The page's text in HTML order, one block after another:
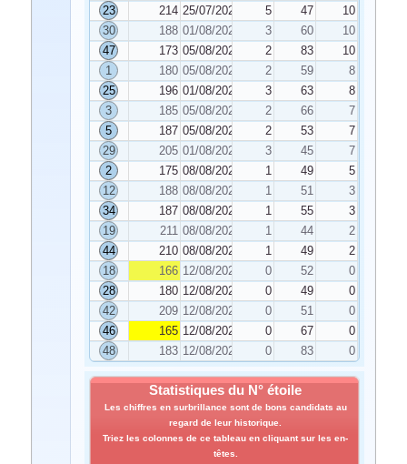
23
214 25/07/2025 5 47
10
30
188 01/08/2025 3 60
10
47
173 05/08/2025 2 83
10
1
180 05/08/2025 2 59
8
25
196 01/08/2025 3 63
8
3
185 05/08/2025 2 66
7
5
187 05/08/2025 2 53
7
29
205 01/08/2025 3 45
7
2
175 08/08/2025 1 49
5
12
188 08/08/2025 1 51
3
34
187 08/08/2025 1 55
3
19
211 08/08/2025 1 44
2
44
210 08/08/2025 1 49
2
18
166 12/08/2025 0 52
0
28
180 12/08/2025 0 49
0
42
209 12/08/2025 0 51
0
46
165 12/08/2025 0 67
0
48
183 12/08/2025 0 83 0
Statistiques du N° étoile
Les chiffres en surbrillance sont de bons candidats au
regard de leur historique.
Triez les colonnes de ce tableau en cliquant sur les en-
têtes.